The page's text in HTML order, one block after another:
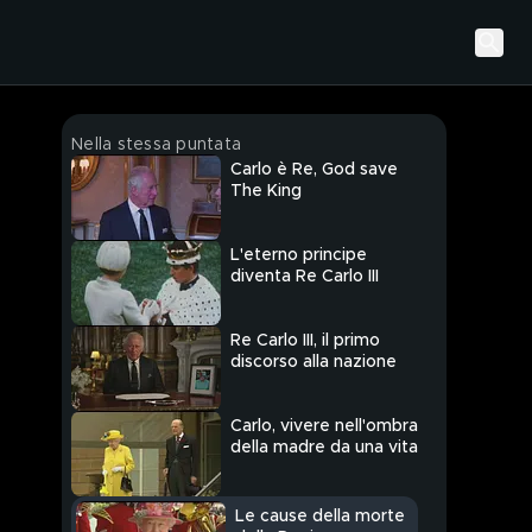
Nella stessa puntata
Carlo è Re, God save
The King
L'eterno principe
diventa Re Carlo III
Re Carlo III, il primo
discorso alla nazione
Carlo, vivere nell'ombra
della madre da una vita
Le cause della morte